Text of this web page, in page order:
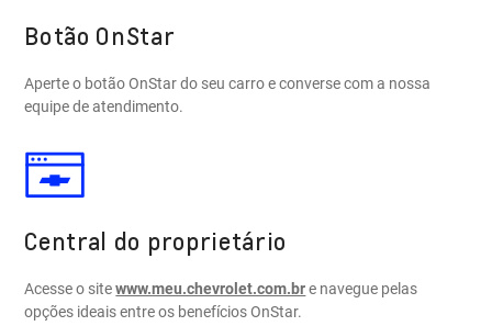
Botão OnStar
Aperte o botão OnStar do seu carro e converse com a nossa
equipe de atendimento.
Central do proprietário
Acesse o sitewww.meu.chevrolet.com.bre navegue pelas
opções ideais entre os benefícios OnStar.